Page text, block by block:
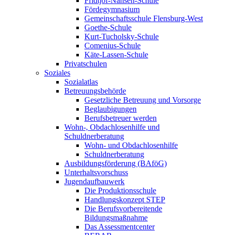
Fördegymnasium
Gemeinschaftsschule Flensburg-West
Goethe-Schule
Kurt-Tucholsky-Schule
Comenius-Schule
Käte-Lassen-Schule
Privatschulen
Soziales
Sozialatlas
Betreuungsbehörde
Gesetzliche Betreuung und Vorsorge
Beglaubigungen
Berufsbetreuer werden
Wohn-, Obdachlosenhilfe und
Schuldnerberatung
Wohn- und Obdachlosenhilfe
Schuldnerberatung
Ausbildungsförderung (BAföG)
Unterhaltsvorschuss
Jugendaufbauwerk
Die Produktionsschule
Handlungskonzept STEP
Die Berufsvorbereitende
Bildungsmaßnahme
Das Assessmentcenter